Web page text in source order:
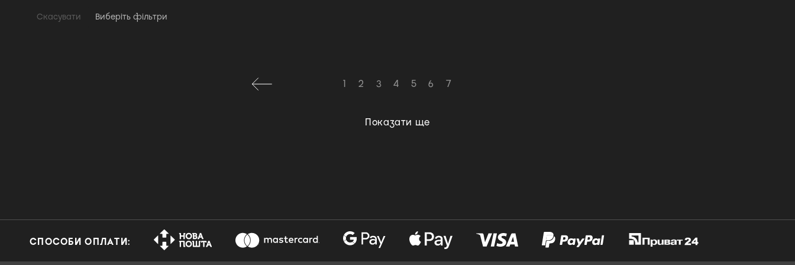
Скасувати Виберіть фільтри
1 2 3 4 5 6 7
Показати ще
СПОСОБИ ОПЛАТИ: